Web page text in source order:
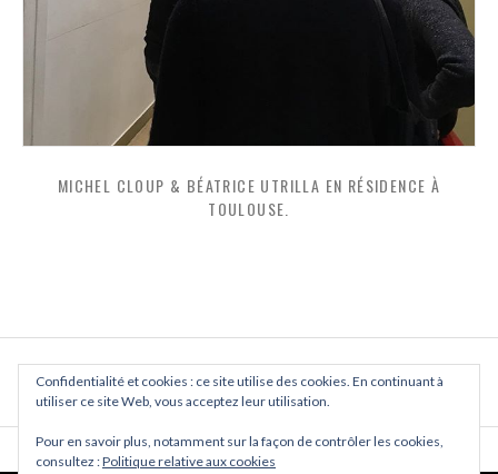
MICHEL CLOUP & BÉATRICE UTRILLA EN RÉSIDENCE À
TOULOUSE.
PREVIOUS NEXT
Confidentialité et cookies : ce site utilise des cookies. En continuant à
utiliser ce site Web, vous acceptez leur utilisation.
Pour en savoir plus, notamment sur la façon de contrôler les cookies,
consultez :Politique relative aux cookies